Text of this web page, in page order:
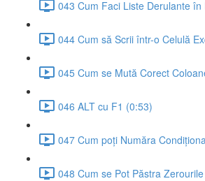
043 Cum Faci Liste Derulante în
044 Cum să Scrii într-o Celulă
045 Cum se Mută Corect
046 ALT cu F1 (0:53)
047 Cum poți Număra
048 Cum se Pot Păstra